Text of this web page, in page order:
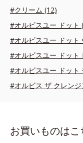
#クリーム (12)
#オルビスユー ドット
#オルビスユー ドット
#オルビスユー ドット
#オルビスユー ドット
#オルビス ザ クレン
お買いものはこ